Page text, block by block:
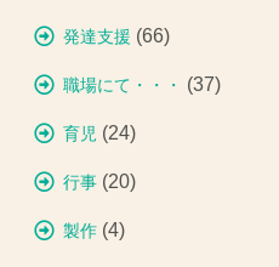
発達支援 (66)
職場にて・・・ (37)
育児 (24)
行事 (20)
製作 (4)